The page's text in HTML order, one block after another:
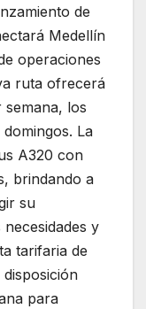
de
Medellín
operaciones
ruta ofrecerá
los
La
A320 con
brindando a
su
y
tarifaria de
para